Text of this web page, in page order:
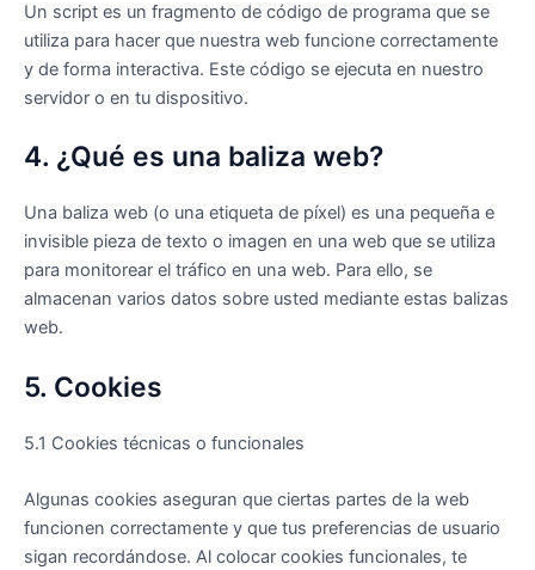
Un script es un fragmento de código de programa que se
utiliza para hacer que nuestra web funcione correctamente
y de forma interactiva. Este código se ejecuta en nuestro
servidor o en tu dispositivo.
4. ¿Qué es una baliza web?
Una baliza web (o una etiqueta de píxel) es una pequeña e
invisible pieza de texto o imagen en una web que se utiliza
para monitorear el tráfico en una web. Para ello, se
almacenan varios datos sobre usted mediante estas balizas
web.
5. Cookies
5.1 Cookies técnicas o funcionales
Algunas cookies aseguran que ciertas partes de la web
funcionen correctamente y que tus preferencias de usuario
sigan recordándose. Al colocar cookies funcionales, te